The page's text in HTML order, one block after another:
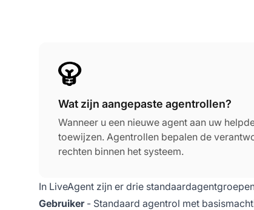
Wat zijn aangepaste agentrollen?
Wanneer u een nieuwe agent aan uw
toewijzen. Agentrollen bepalen de
rechten binnen het systeem.
In LiveAgent zijn er drie
Gebruiker- Standaard agentrol met